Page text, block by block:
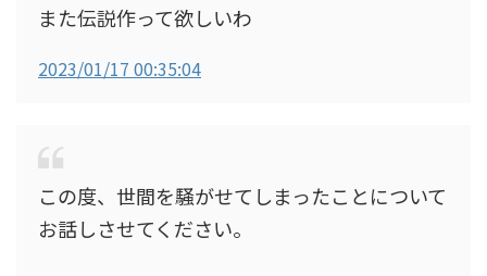
また伝説作って欲しいわ
2023/01/17 00:35:04
この度、世間を騒がせてしまったことについて
お話しさせてください。